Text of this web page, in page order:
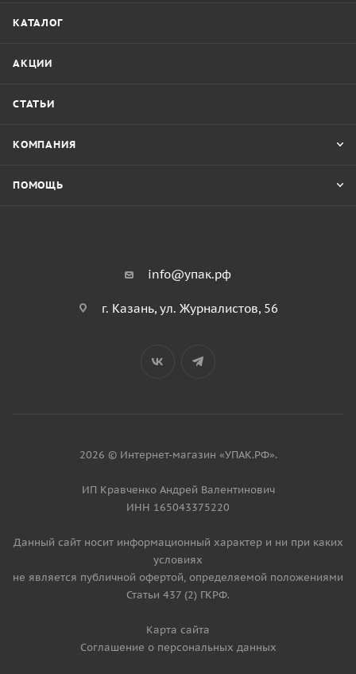
КАТАЛОГ
АКЦИИ
СТАТЬИ
КОМПАНИЯ
ПОМОЩЬ
info@упак.рф
г. Казань, ул. Журналистов, 56
2026 © Интернет-магазин «УПАК.РФ».
ИП Кравченко Андрей Валентинович
ИНН 165043375220
Данный сайт носит информационный характер и ни при каких
условиях
не является публичной офертой, определяемой положениями
Статьи 437 (2) ГКРФ.
Карта сайта
Соглашение о персональных данных